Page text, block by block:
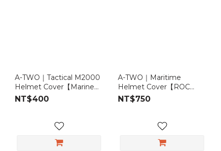
A-TWO｜Tactical M2000
Helmet Cover【Marine
Digital】
NT$400
A-TWO｜Maritime
Helmet Cover【ROC
ARMY】
NT$750